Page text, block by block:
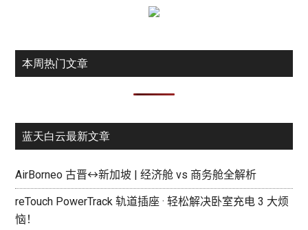
本周热门文章
蓝天白云最新文章
AirBorneo 古晋↔新加坡 | 经济舱 vs 商务舱全解析
reTouch PowerTrack 轨道插座 · 轻松解决卧室充电 3 大烦
恼！